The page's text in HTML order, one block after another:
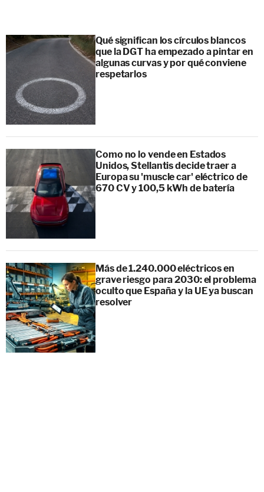
Qué significan los círculos blancos
que la DGT ha empezado a pintar en
algunas curvas y por qué conviene
respetarlos
Como no lo vende en Estados
Unidos, Stellantis decide traer a
Europa su 'muscle car' eléctrico de
670 CV y 100,5 kWh de batería
Más de 1.240.000 eléctricos en
grave riesgo para 2030: el problema
oculto que España y la UE ya buscan
resolver